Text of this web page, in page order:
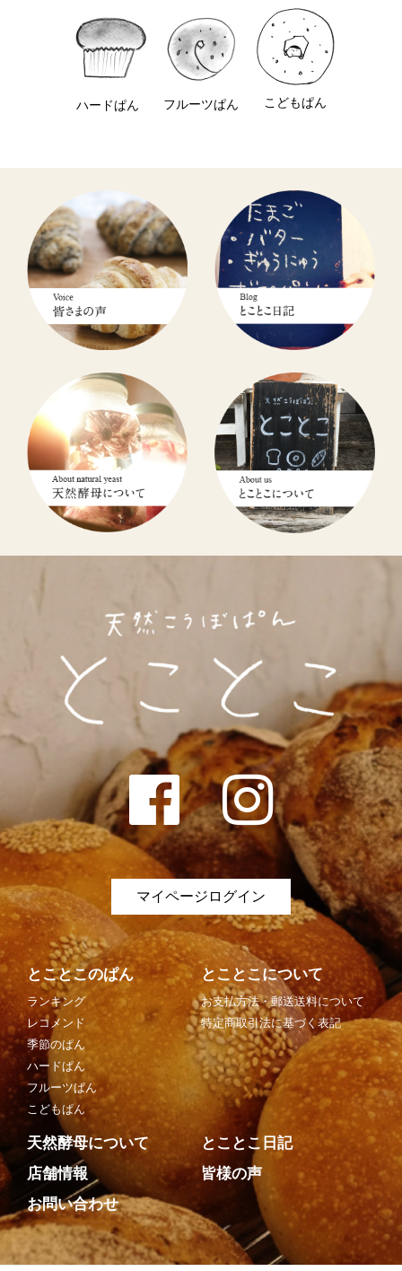
ハードぱん フルーツぱん こどもぱん
マイページログイン
とことこのぱん
ランキング
レコメンド
季節のぱん
ハードぱん
フルーツぱん
こどもぱん
とことこについて
お支払方法・郵送送料について
特定商取引法に基づく表記
天然酵母について
店舗情報
お問い合わせ
とことこ日記
皆様の声